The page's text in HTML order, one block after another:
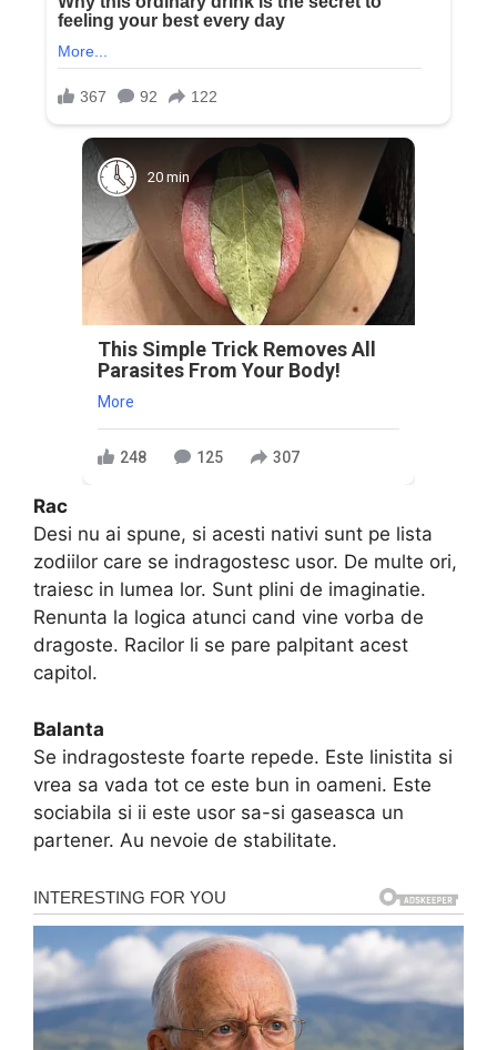
20 min
This Simple Trick Removes All
Parasites From Your Body!
More
248 125 307
Rac
Desi nu ai spune, si acesti nativi sunt pe lista
zodiilor care se indragostesc usor. De multe ori,
traiesc in lumea lor. Sunt plini de imaginatie.
Renunta la logica atunci cand vine vorba de
dragoste. Racilor li se pare palpitant acest
capitol.
Balanta
Se indragosteste foarte repede. Este linistita si
vrea sa vada tot ce este bun in oameni. Este
sociabila si ii este usor sa-si gaseasca un
partener. Au nevoie de stabilitate.